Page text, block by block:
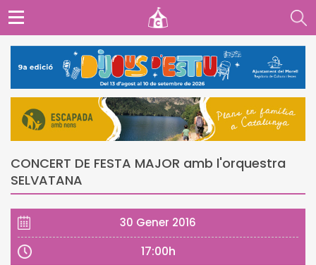
CONCERT DE FESTA MAJOR amb l'orquestra
SELVATANA
30 Gener 2016
17:00h